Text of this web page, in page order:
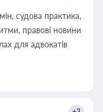
судова практика,
правові новини
для адвокатів